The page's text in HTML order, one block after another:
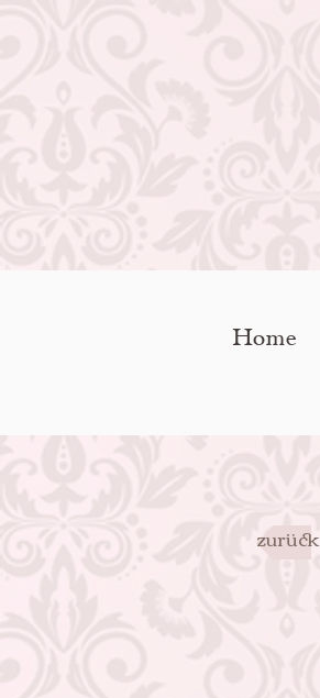
Home
zurück